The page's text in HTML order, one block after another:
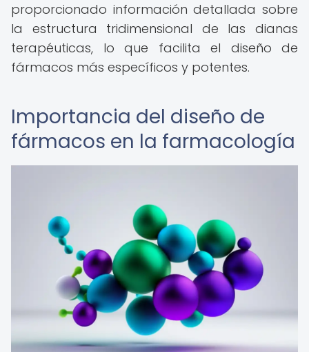
proporcionado información detallada sobre
la estructura tridimensional de las dianas
terapéuticas, lo que facilita el diseño de
fármacos más específicos y potentes.
Importancia del diseño de
fármacos en la farmacología